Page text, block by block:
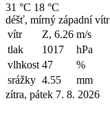
31 °C 18 °C
déšť, mírný západní vítr
vítr
Z, 6.26 m/s
tlak
1017
hPa
vlhkost 47
%
srážky 4.55
mm
zítra, pátek 7. 8. 2026